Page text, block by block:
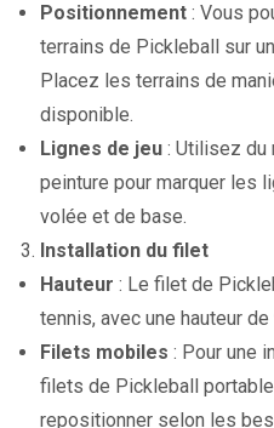
Positionnement : Vous
terrains de Pickleball sur
Placez les terrains de
disponible.
Lignes de jeu : Utilisez du
peinture pour marquer les
volée et de base.
Installation du filet
Hauteur : Le filet de
tennis, avec une hauteur
Filets mobiles : Pour une
filets de Pickleball
repositionner selon les